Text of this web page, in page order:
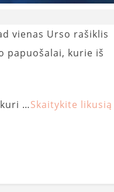
vienas Urso rašiklis
papuošalai, kurie iš
…Skaitykite likusią